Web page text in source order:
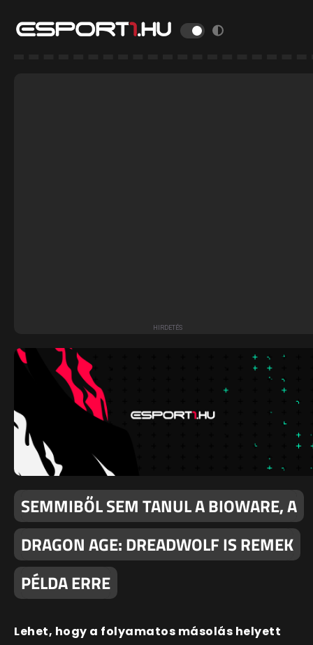
SEMMIBŐL SEM TANUL A BIOWARE, A
DRAGON AGE: DREADWOLF IS REMEK
PÉLDA ERRE
Lehet, hogy a folyamatos másolás helyett